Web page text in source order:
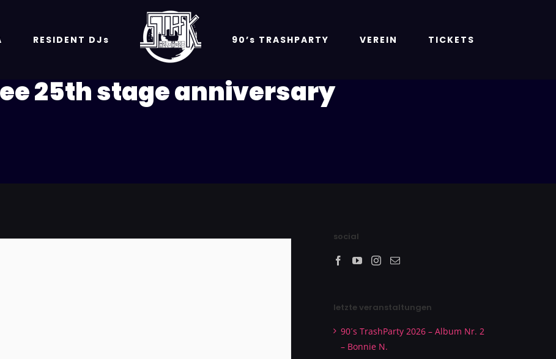
RESIDENT DJs 90’s TRASHPARTY VEREIN TICKETS
25th stage anniversary
social
letzte veranstaltungen
90´s TrashParty 2026 – Album Nr. 2
– Bonnie N.